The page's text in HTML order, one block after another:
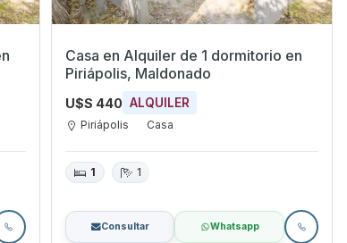
Casa en Alquiler de 1 dormitorio en
Piriápolis, Maldonado
U$S 440 ALQUILER
Piriápolis Casa
1 1
Consultar Whatsapp